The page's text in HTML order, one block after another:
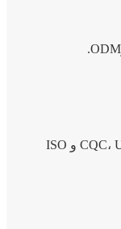
CQC، UL، TUV، RoHS، REACH، ISO 9001 و ISO